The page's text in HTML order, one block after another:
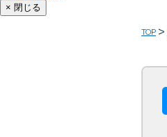
× 閉じる
TOP